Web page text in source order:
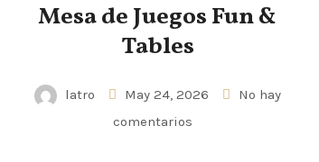
Mesa de Juegos Fun &
Tables
latro May 24, 2026
No hay
comentarios